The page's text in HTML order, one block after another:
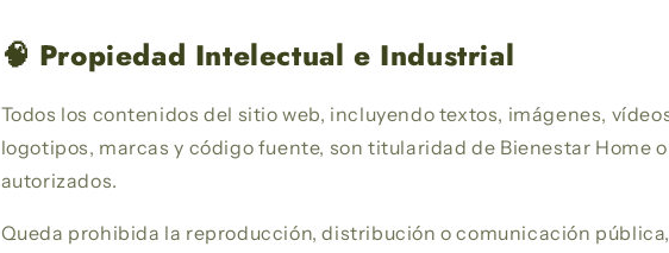
🧠 Propiedad Intelectual e Industrial
Todos los contenidos del sitio web, incluyendo textos, imágenes,
logotipos, marcas y código fuente, son titularidad de Bienestar Home
autorizados.
Queda prohibida la reproducción, distribución o comunicación